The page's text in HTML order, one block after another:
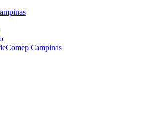
RedeComep
principal
Campinas